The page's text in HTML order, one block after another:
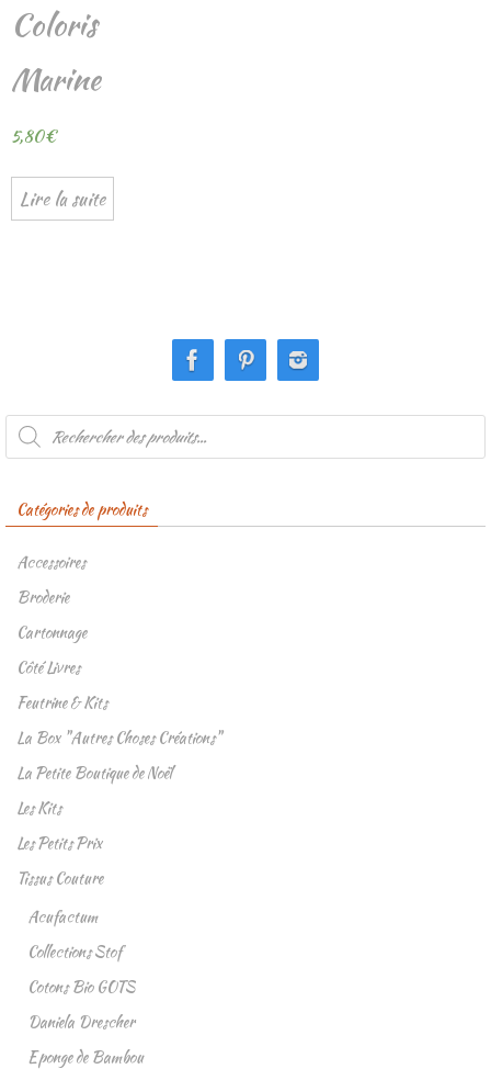
Coloris
Marine
5,80€
Lire la suite
Recherche
produits
Catégories de produits
Accessoires
Broderie
Cartonnage
Côté Livres
Feutrine & Kits
La Box "Autres Choses Créations"
La Petite Boutique de Noël
Les Kits
Les Petits Prix
Tissus Couture
Acufactum
Collections Stof
Cotons Bio GOTS
Daniela Drescher
Eponge de Bambou